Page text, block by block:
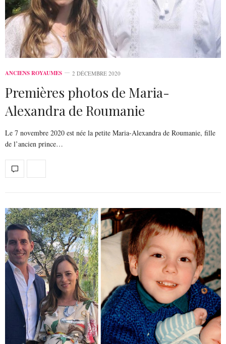
ANCIENS ROYAUMES 2 DÉCEMBRE 2020
Premières photos de Maria-
Alexandra de Roumanie
Le 7 novembre 2020 est née la petite Maria-Alexandra de Roumanie, fille
de l’ancien prince…